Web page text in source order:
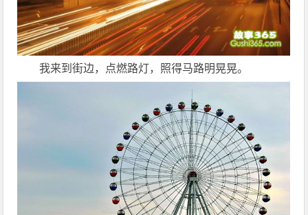
我来到街边，点燃路灯，照得马路明晃晃。